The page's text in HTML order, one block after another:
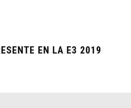
EN LA E3 2019